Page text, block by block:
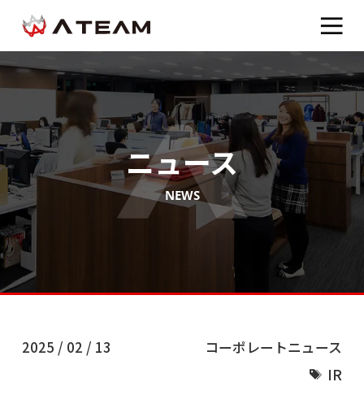
ニュース
NEWS
2025 / 02 / 13
コーポレートニュース
IR